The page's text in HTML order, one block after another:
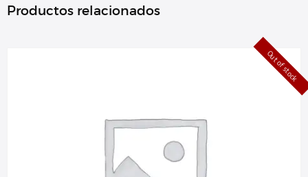
Productos relacionados
Out of stock